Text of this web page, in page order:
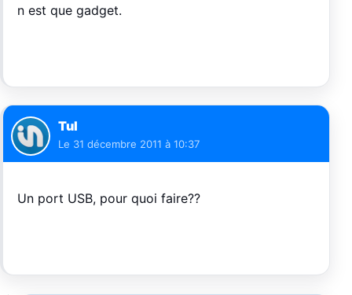
n est que gadget.
Tul
Le 31 décembre 2011 à 10:37
Un port USB, pour quoi faire??